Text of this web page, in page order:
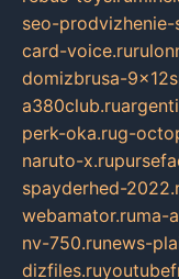
seo-
card-voice.ru
domizbrusa-
a380club.ru
perk-oka.rug-
naruto-x.ru
spayderhed-
webamator.ruma-
nv-750.runews-
dizfiles.ru